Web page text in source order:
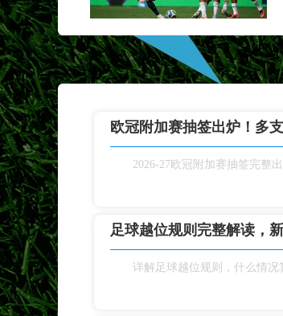
欧冠附加赛抽签出炉！多
2026‑27欧冠附加赛抽签完整
足球越位规则完整解读，
详解足球越位规则，什么情况